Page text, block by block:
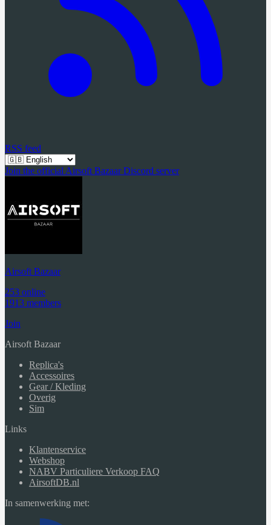
RSS feed
Join the official Airsoft Bazaar Discord server
Airsoft Bazaar
253 online
1913 members
Join
Airsoft Bazaar
Replica's
Accessoires
Gear / Kleding
Overig
Sim
Links
Klantenservice
Webshop
NABV Particuliere Verkoop FAQ
AirsoftDB.nl
In samenwerking met: